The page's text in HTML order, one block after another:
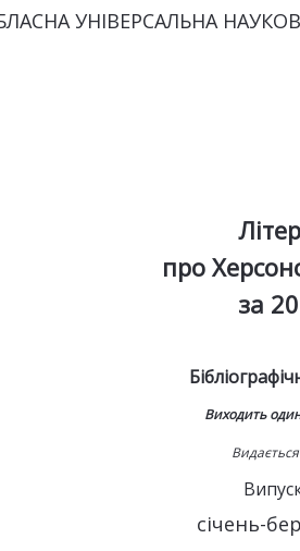
УНІВЕРСАЛЬНА
про
за
Виходить
січень-